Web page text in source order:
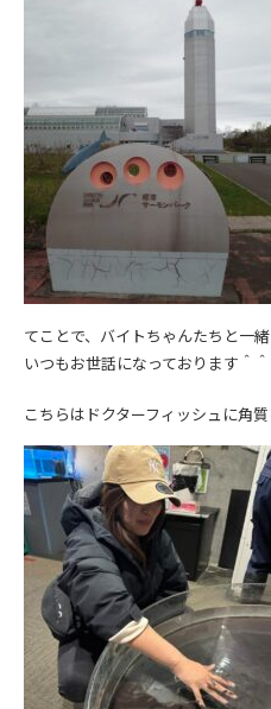
てことで、バイトちゃんたちと一
いつもお世話になっております＾＾
こちらはドクターフィッシュに角質